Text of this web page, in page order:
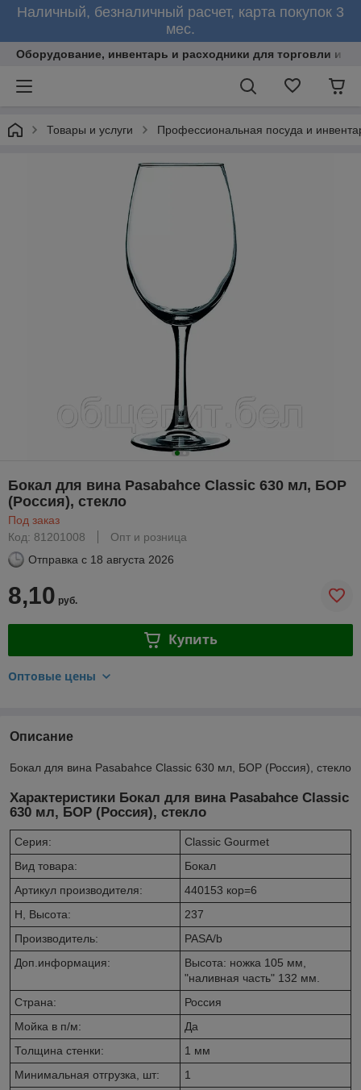
Наличный, безналичный расчет, карта покупок 3
мес.
Оборудование, инвентарь и расходники для торговли и
Товары и услуги Профессиональная посуда и
Бокал для вина Pasabahce Classic 630 мл, БОР
(Россия), стекло
Под заказ
Код: 81201008
Опт и розница
Отправка с 18 августа 2026
8,10 руб.
Купить
Оптовые цены
Описание
Бокал для вина Pasabahce Classic 630 мл, БОР (Россия), стекло
Характеристики Бокал для вина Pasabahce Classic
630 мл, БОР (Россия), стекло
Серия:
Classic Gourmet
Вид товара:
Бокал
Артикул производителя:
440153 кор=6
H, Высота:
237
Производитель:
PASA/b
Доп.информация:
Высота: ножка 105 мм,
"наливная часть" 132 мм.
Страна:
Россия
Мойка в п/м:
Да
Толщина стенки:
1 мм
Минимальная отгрузка, шт:
1